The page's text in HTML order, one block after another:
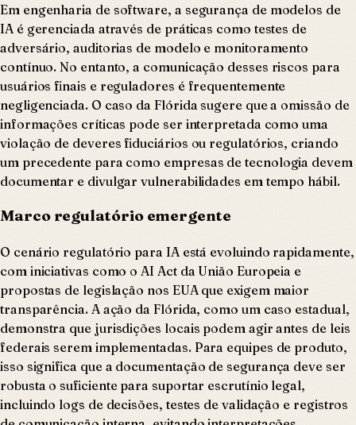
Em engenharia de software, a segurança de modelos de
IA é gerenciada através de práticas como testes de
adversário, auditorias de modelo e monitoramento
contínuo. No entanto, a comunicação desses riscos para
usuários finais e reguladores é frequentemente
negligenciada. O caso da Flórida sugere que a omissão de
informações críticas pode ser interpretada como uma
violação de deveres fiduciários ou regulatórios, criando
um precedente para como empresas de tecnologia devem
documentar e divulgar vulnerabilidades em tempo hábil.
Marco regulatório emergente
O cenário regulatório para IA está evoluindo rapidamente,
com iniciativas como o AI Act da União Europeia e
propostas de legislação nos EUA que exigem maior
transparência. A ação da Flórida, como um caso estadual,
demonstra que jurisdições locais podem agir antes de leis
federais serem implementadas. Para equipes de produto,
isso significa que a documentação de segurança deve ser
robusta o suficiente para suportar escrutínio legal,
incluindo logs de decisões, testes de validação e registros